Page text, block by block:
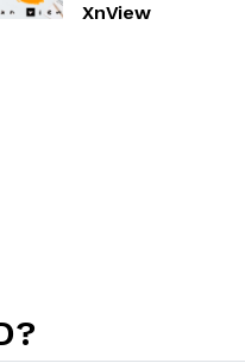
XnView